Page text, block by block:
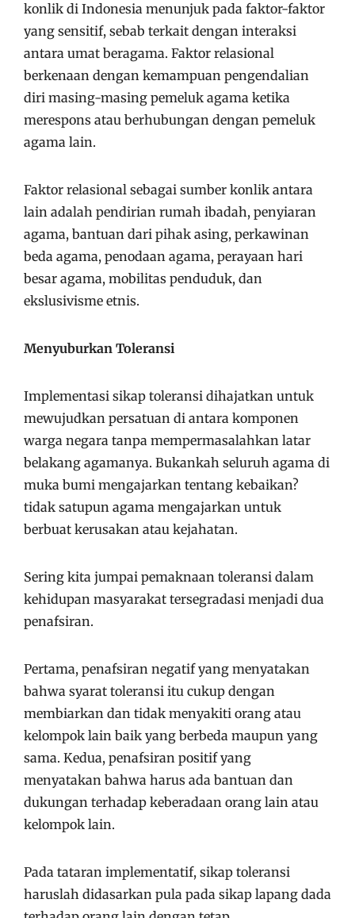
konlik di Indonesia menunjuk pada faktor-faktor
yang sensitif, sebab terkait dengan interaksi
antara umat beragama. Faktor relasional
berkenaan dengan kemampuan pengendalian
diri masing-masing pemeluk agama ketika
merespons atau berhubungan dengan pemeluk
agama lain.
Faktor relasional sebagai sumber konlik antara
lain adalah pendirian rumah ibadah, penyiaran
agama, bantuan dari pihak asing, perkawinan
beda agama, penodaan agama, perayaan hari
besar agama, mobilitas penduduk, dan
ekslusivisme etnis.
Menyuburkan Toleransi
Implementasi sikap toleransi dihajatkan untuk
mewujudkan persatuan di antara komponen
warga negara tanpa mempermasalahkan latar
belakang agamanya. Bukankah seluruh agama di
muka bumi mengajarkan tentang kebaikan?
tidak satupun agama mengajarkan untuk
berbuat kerusakan atau kejahatan.
Sering kita jumpai pemaknaan toleransi dalam
kehidupan masyarakat tersegradasi menjadi dua
penafsiran.
Pertama, penafsiran negatif yang menyatakan
bahwa syarat toleransi itu cukup dengan
membiarkan dan tidak menyakiti orang atau
kelompok lain baik yang berbeda maupun yang
sama. Kedua, penafsiran positif yang
menyatakan bahwa harus ada bantuan dan
dukungan terhadap keberadaan orang lain atau
kelompok lain.
Pada tataran implementatif, sikap toleransi
haruslah didasarkan pula pada sikap lapang dada